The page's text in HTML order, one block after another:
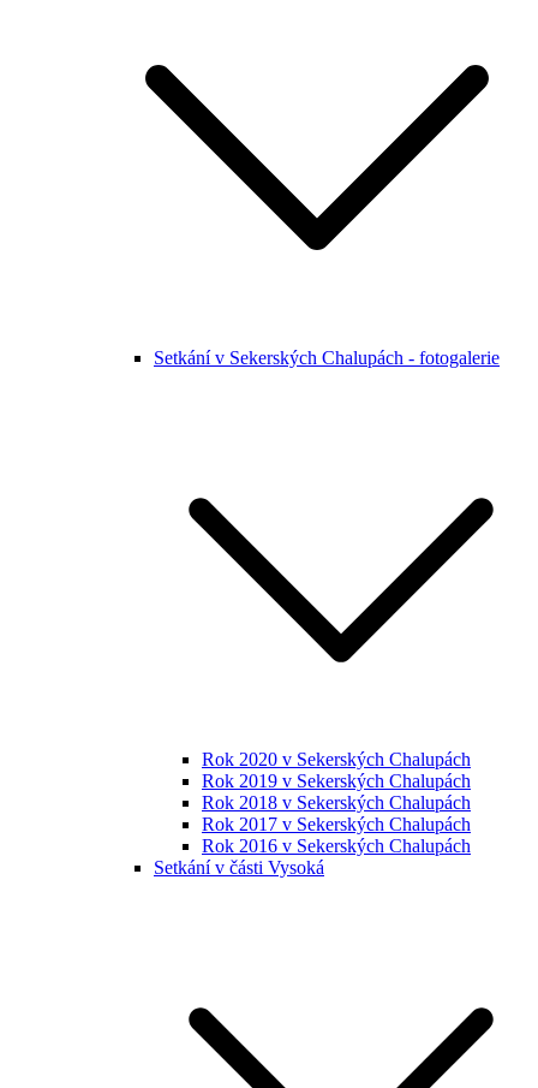
Setkání v Sekerských Chalupách - fotogalerie
Rok 2020 v Sekerských Chalupách
Rok 2019 v Sekerských Chalupách
Rok 2018 v Sekerských Chalupách
Rok 2017 v Sekerských Chalupách
Rok 2016 v Sekerských Chalupách
Setkání v části Vysoká